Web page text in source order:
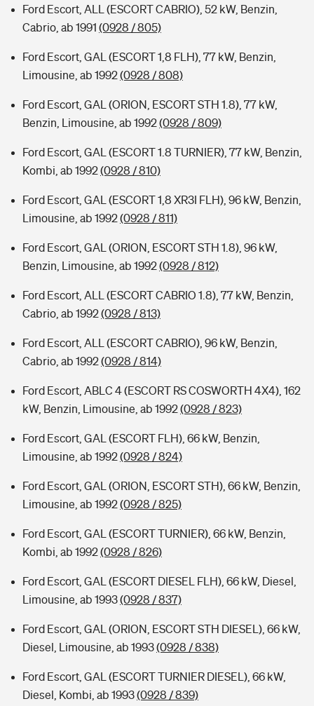
Ford Escort, ALL (ESCORT CABRIO), 52 kW, Benzin,
Cabrio, ab 1991 (0928 / 805)
Ford Escort, GAL (ESCORT 1,8 FLH), 77 kW, Benzin,
Limousine, ab 1992(0928 / 808)
Ford Escort, GAL (ORION, ESCORT STH 1.8), 77 kW,
Benzin, Limousine, ab 1992(0928 / 809)
Ford Escort, GAL (ESCORT 1.8 TURNIER), 77 kW, Benzin,
Kombi, ab 1992(0928 / 810)
Ford Escort, GAL (ESCORT 1,8 XR3I FLH), 96 kW, Benzin,
Limousine, ab 1992(0928 / 811)
Ford Escort, GAL (ORION, ESCORT STH 1.8), 96 kW,
Benzin, Limousine, ab 1992(0928 / 812)
Ford Escort, ALL (ESCORT CABRIO 1.8), 77 kW, Benzin,
Cabrio, ab 1992(0928 / 813)
Ford Escort, ALL (ESCORT CABRIO), 96 kW, Benzin,
Cabrio, ab 1992(0928 / 814)
Ford Escort, ABLC 4 (ESCORT RS COSWORTH 4X4), 162
kW, Benzin, Limousine, ab 1992(0928 / 823)
Ford Escort, GAL (ESCORT FLH), 66 kW, Benzin,
Limousine, ab 1992(0928 / 824)
Ford Escort, GAL (ORION, ESCORT STH), 66 kW, Benzin,
Limousine, ab 1992(0928 / 825)
Ford Escort, GAL (ESCORT TURNIER), 66 kW, Benzin,
Kombi, ab 1992(0928 / 826)
Ford Escort, GAL (ESCORT DIESEL FLH), 66 kW, Diesel,
Limousine, ab 1993(0928 / 837)
Ford Escort, GAL (ORION, ESCORT STH DIESEL), 66 kW,
Diesel, Limousine, ab 1993(0928 / 838)
Ford Escort, GAL (ESCORT TURNIER DIESEL), 66 kW,
Diesel, Kombi, ab 1993(0928 / 839)